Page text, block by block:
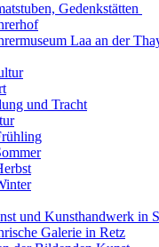
Gedenkstätten
Laa an der
und Tracht
und Kunsthandwerk in
Galerie in Retz